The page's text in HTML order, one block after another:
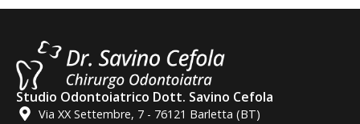
Studio Odontoiatrico Dott. Savino Cefola
Via XX Settembre, 7 - 76121 Barletta (BT)